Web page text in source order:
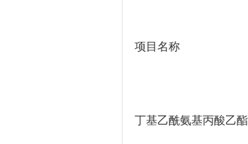
项目名称
丁基乙酰氨基丙酸乙酯